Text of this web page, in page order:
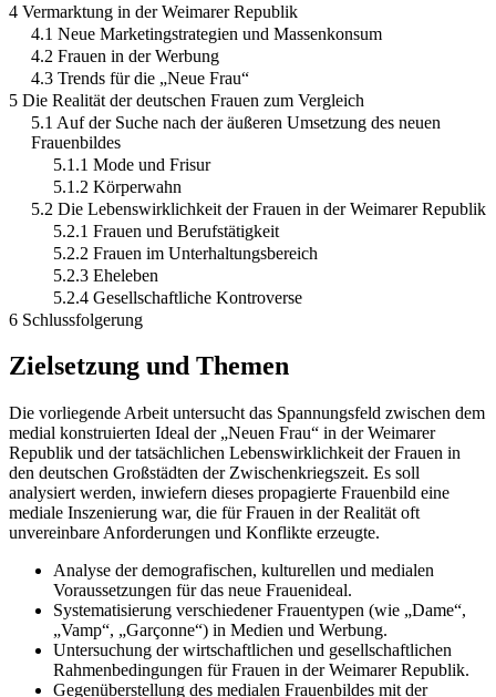
4 Vermarktung in der Weimarer Republik
4.1 Neue Marketingstrategien und Massenkonsum
4.2 Frauen in der Werbung
4.3 Trends für die „Neue Frau“
5 Die Realität der deutschen Frauen zum Vergleich
5.1 Auf der Suche nach der äußeren Umsetzung des neuen
Frauenbildes
5.1.1 Mode und Frisur
5.1.2 Körperwahn
5.2 Die Lebenswirklichkeit der Frauen in der Weimarer Republik
5.2.1 Frauen und Berufstätigkeit
5.2.2 Frauen im Unterhaltungsbereich
5.2.3 Eheleben
5.2.4 Gesellschaftliche Kontroverse
6 Schlussfolgerung
Zielsetzung und Themen
Die vorliegende Arbeit untersucht das Spannungsfeld zwischen dem
medial konstruierten Ideal der „Neuen Frau“ in der Weimarer
Republik und der tatsächlichen Lebenswirklichkeit der Frauen in
den deutschen Großstädten der Zwischenkriegszeit. Es soll
analysiert werden, inwiefern dieses propagierte Frauenbild eine
mediale Inszenierung war, die für Frauen in der Realität oft
unvereinbare Anforderungen und Konflikte erzeugte.
Analyse der demografischen, kulturellen und medialen
Voraussetzungen für das neue Frauenideal.
Systematisierung verschiedener Frauentypen (wie „Dame“,
„Vamp“, „Garçonne“) in Medien und Werbung.
Untersuchung der wirtschaftlichen und gesellschaftlichen
Rahmenbedingungen für Frauen in der Weimarer Republik.
Gegenüberstellung des medialen Frauenbildes mit der